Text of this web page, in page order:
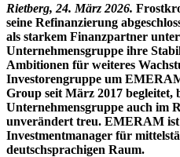
Rietberg, 24. März 2026.
seine Refinanzierung
als starkem Finanzpartner
Unternehmensgruppe ihre
Ambitionen für weiteres
Investorengruppe um
Group seit März 2017 begleitet,
Unternehmensgruppe auch im
unverändert treu. EMERAM
Investmentmanager für
deutschsprachigen Raum.